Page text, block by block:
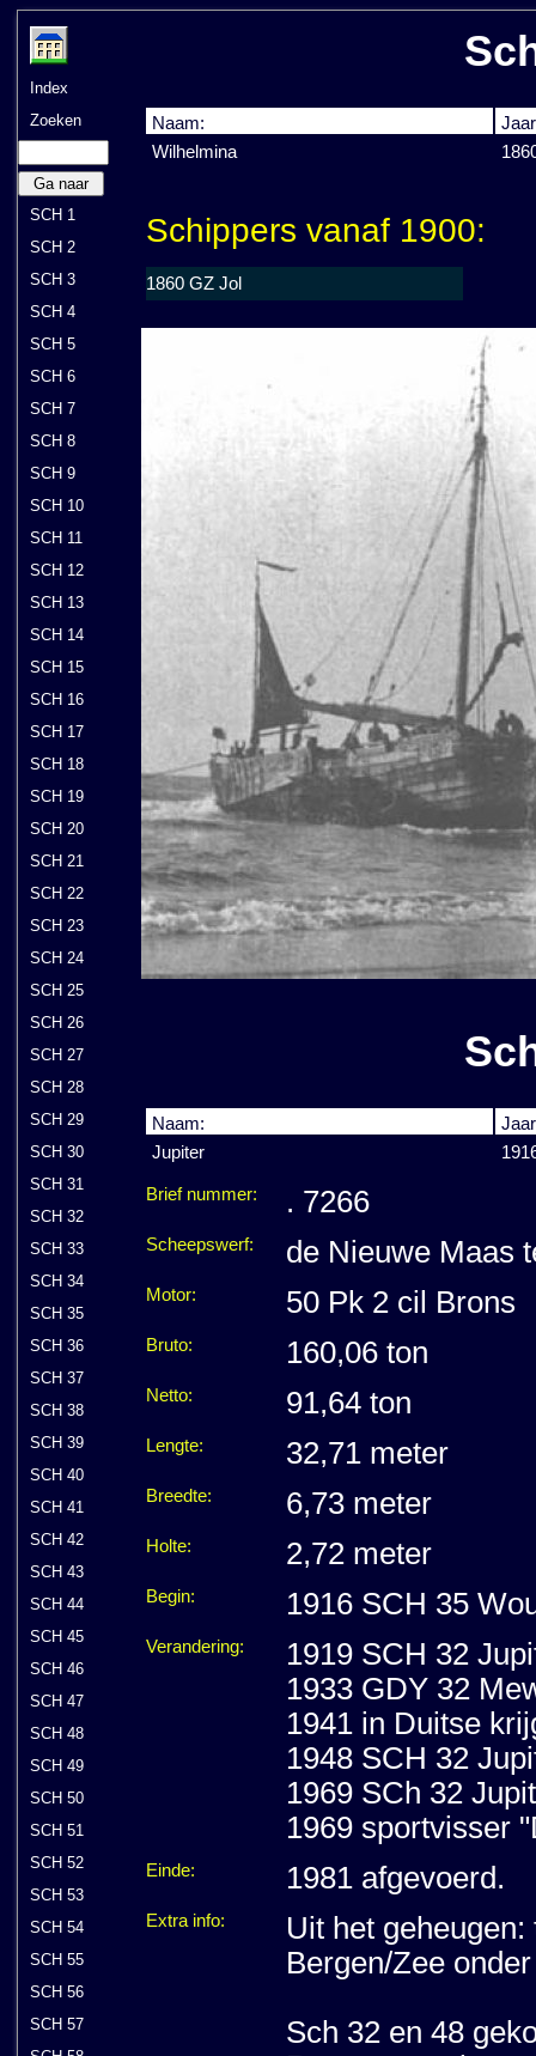
Index
Zoeken
Ga naar
SCH 1
SCH 2
SCH 3
SCH 4
SCH 5
SCH 6
SCH 7
SCH 8
SCH 9
SCH 10
SCH 11
SCH 12
SCH 13
SCH 14
SCH 15
SCH 16
SCH 17
SCH 18
SCH 19
SCH 20
SCH 21
SCH 22
SCH 23
SCH 24
SCH 25
SCH 26
SCH 27
SCH 28
SCH 29
SCH 30
SCH 31
SCH 32
SCH 33
SCH 34
SCH 35
SCH 36
SCH 37
SCH 38
SCH 39
SCH 40
SCH 41
SCH 42
SCH 43
SCH 44
SCH 45
SCH 46
SCH 47
SCH 48
SCH 49
SCH 50
SCH 51
SCH 52
SCH 53
SCH 54
SCH 55
SCH 56
SCH 57
Naam:
Wilhelmina
Schippers vanaf 1900:
1860 GZ Jol
Naam:
Jupiter
Brief nummer: . 7266
Scheepswerf: de Nieuwe Maas
Motor: 50 Pk 2 cil Brons
Bruto: 160,06 ton
Netto: 91,64 ton
Lengte: 32,71 meter
Breedte: 6,73 meter
Holte: 2,72 meter
Begin: 1916 SCH 35
Verandering:
1919 SCH 32
1933 GDY 32
1941 in Duitse
1948 SCH 32
1969 SCh 32
1969 sportvisser
Einde: 1981 afgevoerd.
Extra info:
Uit het
Bergen/Zee
Sch 32 en 48